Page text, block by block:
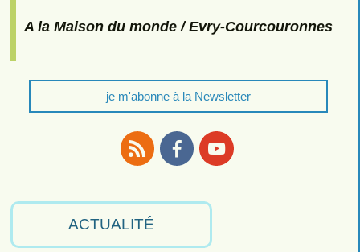
A la Maison du monde / Evry-Courcouronnes
je m'abonne à la Newsletter
ACTUALITÉ